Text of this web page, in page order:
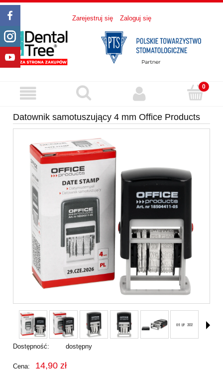
Zarejestruj się Zaloguj się
Datownik samotuszujący 4 mm Office Products
Dostępność: dostępny
Cena: 14,90 zł